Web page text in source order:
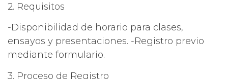
2. Requisitos
-Disponibilidad de horario para clases,
ensayos y presentaciones. -Registro previo
mediante formulario.
3. Proceso de Registro